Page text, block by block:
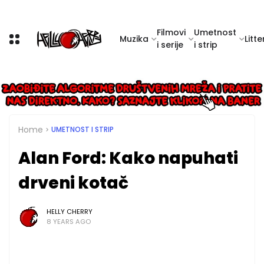
Muzika
Filmovi
i serije
Umetnost
i strip
Home UMETNOST I STRIP
Alan Ford: Kako napuhati
drveni kotač
HELLY CHERRY
8 YEARS AGO